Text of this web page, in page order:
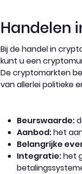
Handelen
Bij de handel in
kunt u een
De cryptomarkten
van allerlei politieke
Beurswaarde:
Aanbod:het
Belangrijke
Integratie:het